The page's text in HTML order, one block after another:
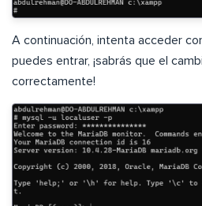
A continuación, intenta acceder
puedes entrar, ¡sabrás que el
correctamente!